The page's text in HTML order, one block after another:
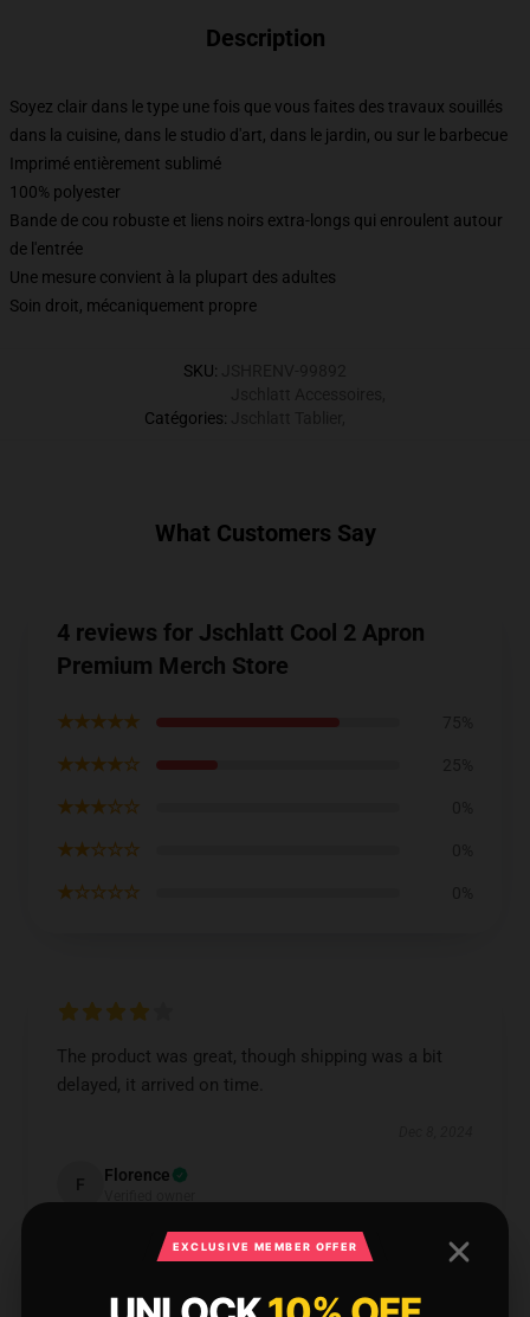
Description
Soyez clair dans le type une fois que vous faites des travaux souillés
dans la cuisine, dans le studio d'art, dans le jardin, ou sur le barbecue
Imprimé entièrement sublimé
100% polyester
Bande de cou robuste et liens noirs extra-longs qui enroulent autour
de l'entrée
Une mesure convient à la plupart des adultes
Soin droit, mécaniquement propre
SKU:
Catégories:
What Customers Say
4 reviews for Jschlatt Cool 2 Apron
Premium Merch Store
★★★★★
★★★★☆
★★★☆☆
★★☆☆☆
★☆☆☆☆
The product was great, though shipping was a bit
delayed, it arrived on time.
F Florence
EXCLUSIVE MEMBER OFFER